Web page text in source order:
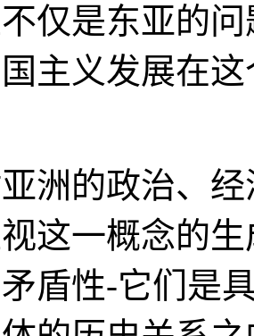
仅是东亚的
主义发展在
洲的政治、
这一概念的
盾性-它们是